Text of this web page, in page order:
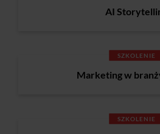
AI
SZKOLENIE
Marketing w
SZKOLENIE